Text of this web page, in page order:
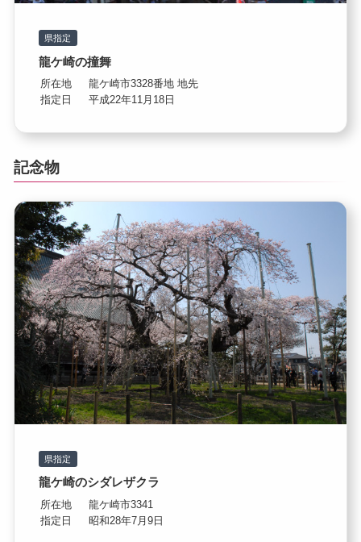
県指定
龍ケ崎の撞舞
所在地
龍ケ崎市3328番地 地先
指定日
平成22年11月18日
記念物
県指定
龍ケ崎のシダレザクラ
所在地
龍ケ崎市3341
指定日
昭和28年7月9日